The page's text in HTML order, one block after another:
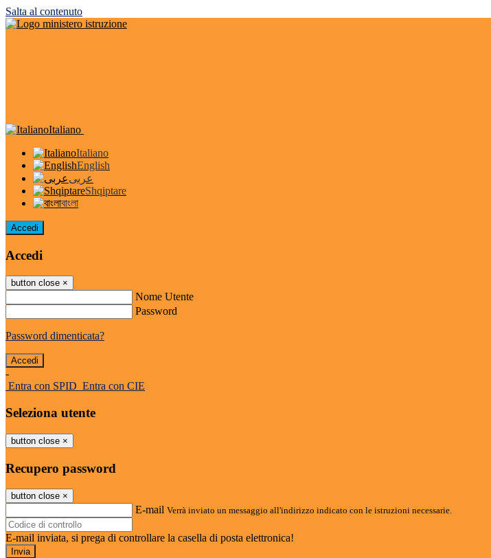
Salta al contenuto
Italiano
Italiano
English
عربى
Shqiptare
বাংলা
Accedi
Accedi
button close ×
Nome Utente
Password
Password dimenticata?
-
Entra con SPID Entra con CIE
Seleziona utente
button close ×
Recupero password
button close ×
E-mail Verrà inviato un messaggio all'indirizzo indicato con le istruzioni necessarie.
E-mail inviata, si prega di controllare la casella di posta elettronica!